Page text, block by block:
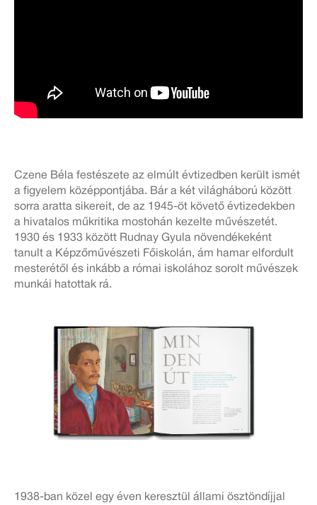
Czene Béla festészete az elmúlt évtizedben került ismét
a figyelem középpontjába. Bár a két világháború között
sorra aratta sikereit, de az 1945-öt követő évtizedekben
a hivatalos műkritika mostohán kezelte művészetét.
1930 és 1933 között Rudnay Gyula növendékeként
tanult a Képzőművészeti Főiskolán, ám hamar elfordult
mesterétől és inkább a római iskolához sorolt művészek
munkái hatottak rá.
1938-ban közel egy éven keresztül állami ösztöndíjjal